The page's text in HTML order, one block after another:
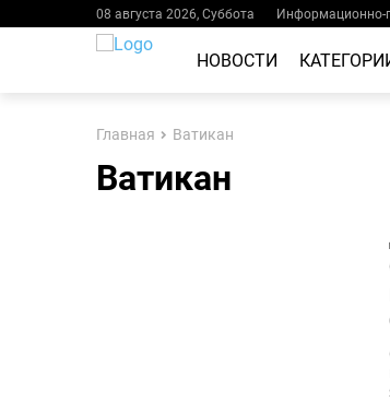
08 августа 2026, Суббота Информационно-
НОВОСТИ
Главная Ватикан
Ватикан